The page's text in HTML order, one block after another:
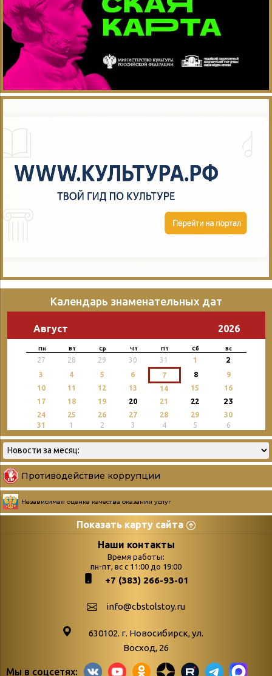
Календарь знаменательных дат
Август 2026
Пн Вт Ср Чт Пт Сб Вс
27 28 29 30 31 1 2
3 4 5 6 7 8
9
10
11 12 13 14 15
16
17
18 19 20 21 22 23
24 25 26 27 28 29
30
31
1 2 3 4 5 6
Противодействие коррупции
Независимая оценка качества оказания услуг
Показать карту сайта
Страницы
podvedenie-itogov-festivalya-
paskhalnaya-palitra
поступлений
Война. Народ.
Наши контакты
Время работы:
пн-пт, вс с 11:00 до 19:00
+7 (383) 266-93-01
info@cbstolstoy.ru
630102. г. Новосибирск, ул.
Восход, 26
Мы в соцсетях: